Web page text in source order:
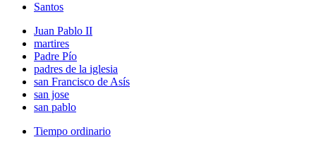
Santos
Juan Pablo II
martires
Padre Pío
padres de la iglesia
san Francisco de Asís
san jose
san pablo
Tiempo ordinario